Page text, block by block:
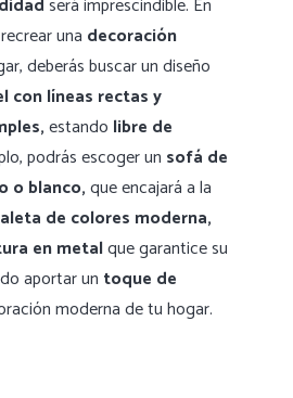
será imprescindible. En
una decoración
deberás buscar un diseño
con líneas rectas y
estando libre de
podrás escoger un sofá de
o blanco,que encajará a la
de colores moderna,
en metalque garantice su
aportar un toque de
moderna de tu hogar.